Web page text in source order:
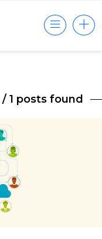
/ 1 posts found